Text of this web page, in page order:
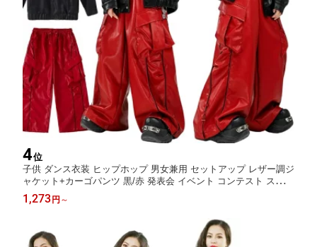
4位
子供 ダンス衣装 ヒップホップ 男女兼用 セットアップ レザー調ジ
ャケット+カーゴパンツ 黒/赤 発表会 イベント コンテスト ステー
ジ レッスン 団体衣装 舞台衣装 おしゃれ かっこいい 動きやすい
チーム衣装 発表会 ステージ レッスン
1,273 円 ～